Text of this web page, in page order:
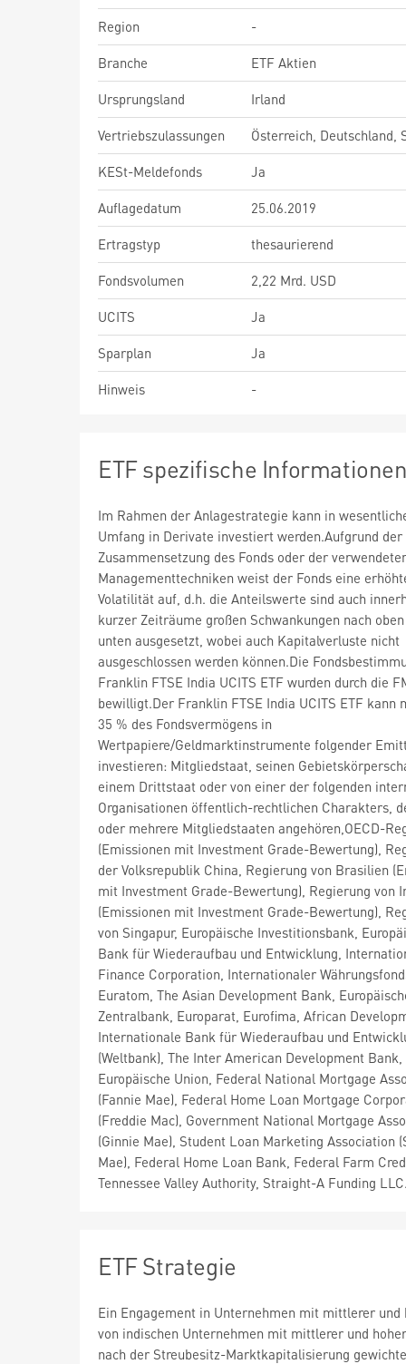
Region
-
Branche
ETF Aktien
Ursprungsland
Irland
Vertriebszulassungen
Österreich, Deutschland,
KESt-Meldefonds
Ja
Auflagedatum
25.06.2019
Ertragstyp
thesaurierend
Fondsvolumen
2,22 Mrd. USD
UCITS
Ja
Sparplan
Ja
Hinweis
-
ETF spezifische
Im Rahmen der Anlagestrategie kann in
Umfang in Derivate investiert werden.Aufgrund der
Zusammensetzung des Fonds oder der
Managementtechniken weist der Fonds eine
Volatilität auf, d.h. die Anteilswerte sind auch
kurzer Zeiträume großen Schwankungen nach
unten ausgesetzt, wobei auch Kapitalverluste nicht
ausgeschlossen werden können.Die
Franklin FTSE India UCITS ETF wurden durch die
bewilligt.Der Franklin FTSE India UCITS ETF kann
35 % des Fondsvermögens in
Wertpapiere/Geldmarktinstrumente folgender
investieren: Mitgliedstaat, seinen
einem Drittstaat oder von einer der folgenden
Organisationen öffentlich-rechtlichen Charakters,
oder mehrere Mitgliedstaaten angehören,OECD-
(Emissionen mit Investment Grade-Bewertung),
der Volksrepublik China, Regierung von Brasilien
mit Investment Grade-Bewertung), Regierung von
(Emissionen mit Investment Grade-Bewertung),
von Singapur, Europäische Investitionsbank,
Bank für Wiederaufbau und Entwicklung,
Finance Corporation, Internationaler
Euratom, The Asian Development Bank,
Zentralbank, Europarat, Eurofima, African
Internationale Bank für Wiederaufbau und
(Weltbank), The Inter American Development Bank,
Europäische Union, Federal National Mortgage
(Fannie Mae), Federal Home Loan Mortgage
(Freddie Mac), Government National Mortgage
(Ginnie Mae), Student Loan Marketing Association
Mae), Federal Home Loan Bank, Federal Farm
Tennessee Valley Authority, Straight-A Funding
ETF Strategie
Ein Engagement in Unternehmen mit mittlerer
von indischen Unternehmen mit mittlerer und
nach der Streubesitz-Marktkapitalisierung